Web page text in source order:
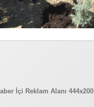
İçi Reklam Alanı 444x200